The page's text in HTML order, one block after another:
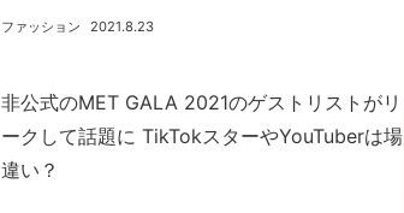
非公式のMET GALA 2021のゲストリストがリ
ークして話題に TikTokスターやYouTuberは場
違い？
2021.8.23
ファッション